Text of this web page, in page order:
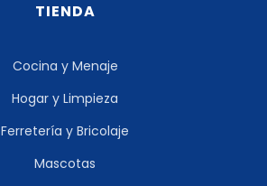
TIENDA
Cocina y Menaje
Hogar y Limpieza
Ferretería y Bricolaje
Mascotas